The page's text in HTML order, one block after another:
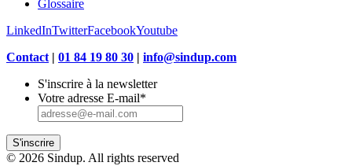
Glossaire
LinkedInTwitterFacebookYoutube
Contact | 01 84 19 80 30 | info@sindup.com
S'inscrire à la newsletter
Votre adresse E-mail*
S'inscrire
© 2026 Sindup. All rights reserved